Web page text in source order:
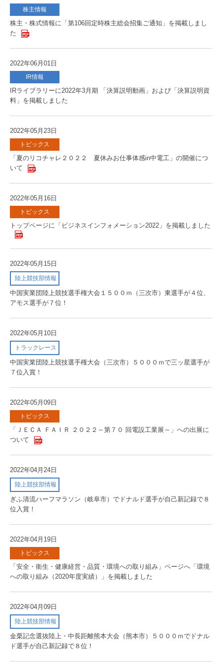
株主情報
株主・株式情報に「第106回定時株主総会招集ご通知」を掲載しまし
た
2022年06月01日
IR情報
IRライブラリーに2022年3月期 「決算説明動画」および「決算説明資
料」を掲載しました
2022年05月23日
トピックス
「夏のリコチャレ２０２２ 夏休みお仕事体感in中電工」の開催につ
いて
2022年05月16日
トピックス
トップページに「ビジネスインフォメーション2022」を掲載しました
2022年05月15日
陸上競技部情報
中国実業団陸上競技選手権大会１５００ｍ（三次市）東選手が４位、
アモス選手が７位！
2022年05月10日
トラックレース
中国実業団陸上競技選手権大会（三次市）５０００ｍで三ッ星選手が
７位入賞！
2022年05月09日
トピックス
「ＪＥＣＡ ＦＡＩＲ ２０２２～第７０ 回電設工業展～」への出展に
ついて
2022年04月24日
陸上競技部情報
ぎふ清流ハーフマラソン（岐阜市）でドナルド選手が自己新記録で８
位入賞！
2022年04月19日
トピックス
「安全・衛生・健康経営・品質・環境への取り組み」ページへ「環境
への取り組み（2020年度実績）」を掲載しました
2022年04月09日
陸上競技部情報
金栗記念選抜陸上・中長距離熊本大会（熊本市）５０００ｍでドナル
ド選手が自己新記録で８位！